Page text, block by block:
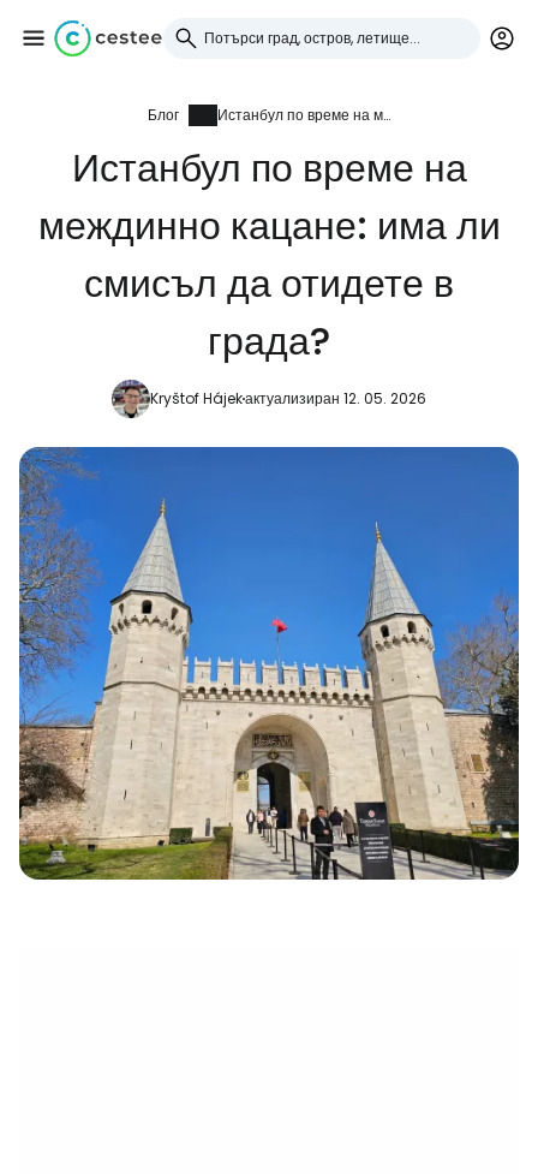
Блог Истанбул по време на междинно кацане: има ли смисъл да отидете в града?
Истанбул по време на
междинно кацане: има ли
смисъл да отидете в
града?
Kryštof Hájekактуализиран 12. 05. 2026
Влезте в Cestee
... световната общност на туристите
Продължете с Facebook